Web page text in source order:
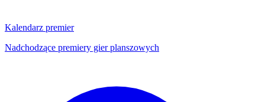
Kalendarz premier
Nadchodzące premiery gier planszowych